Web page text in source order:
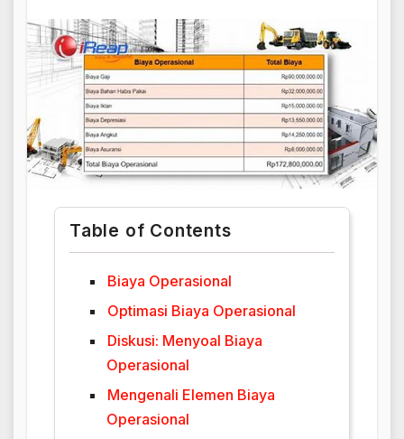
Table of Contents
Biaya Operasional
Optimasi Biaya Operasional
Diskusi: Menyoal Biaya
Operasional
Mengenali Elemen Biaya
Operasional